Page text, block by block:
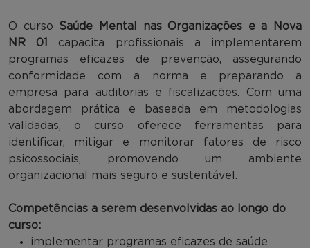
O curso Saúde Mental nas Organizações e a Nova
NR 01
capacita profissionais a implementarem
programas eficazes de prevenção, assegurando
conformidade com a norma e preparando a
empresa para auditorias e fiscalizações. Com uma
abordagem prática e baseada em metodologias
validadas, o curso oferece ferramentas para
identificar, mitigar e monitorar fatores de risco
psicossociais, promovendo um ambiente
organizacional mais seguro e sustentável.
Competências a serem desenvolvidas ao longo do
curso:
implementar programas eficazes de saúde